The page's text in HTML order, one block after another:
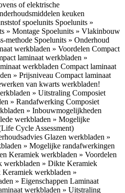
of elektrische
keuken
spoelunits Spoelunits »
» Montage Spoelunits » Vlakinbouw
methode Spoelunits » Onderhoud
werkbladen » Voordelen Compact
laminaat werkbladen »
werkbladen Compact laminaat
» Prijsniveau Compact laminaat
van kwarts werkbladen!
» Uitstraling Composiet
» Randafwerking Composiet
» Inbouwmogelijkheden
werkbladen » Mogelijke
Cycle Assessment)
Glazen werkbladen »
» Mogelijke randafwerkingen
Keramiek werkbladen » Voordelen
werkbladen » Dikte Keramiek
Keramiek werkbladen »
» Eigenschappen Laminaat
werkbladen » Uitstraling